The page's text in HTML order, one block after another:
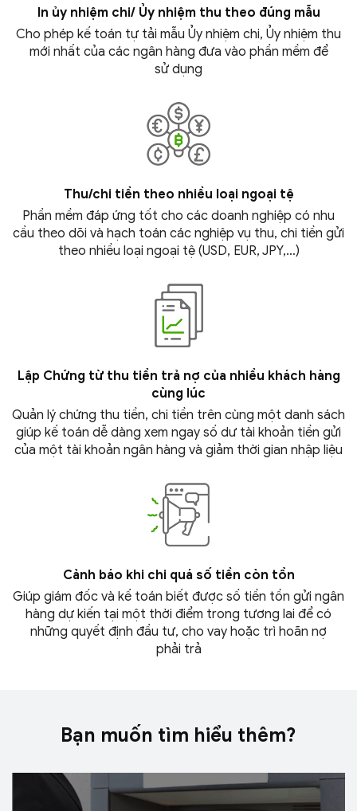
In ủy nhiệm chi/ Ủy nhiệm thu theo đúng mẫu
Cho phép kế toán tự tải mẫu Ủy nhiệm chi, Ủy nhiệm thu
mới nhất của các ngân hàng đưa vào phần mềm để
sử dụng
Thu/chi tiền theo nhiều loại ngoại tệ
Phần mềm đáp ứng tốt cho các doanh nghiệp có nhu
cầu theo dõi và hạch toán các nghiệp vụ thu, chi tiền gửi
theo nhiều loại ngoại tệ (USD, EUR, JPY,…)
Lập Chứng từ thu tiền trả nợ của nhiều khách hàng
cùng lúc
Quản lý chứng thu tiền, chi tiền trên cùng một danh sách
giúp kế toán dễ dàng xem ngay số dư tài khoản tiền gửi
của một tài khoản ngân hàng và giảm thời gian nhập liệu
Cảnh báo khi chi quá số tiền còn tồn
Giúp giám đốc và kế toán biết được số tiền tồn gửi ngân
hàng dự kiến tại một thời điểm trong tương lai để có
những quyết định đầu tư, cho vay hoặc trì hoãn nợ
phải trả
Bạn muốn tìm hiểu thêm?